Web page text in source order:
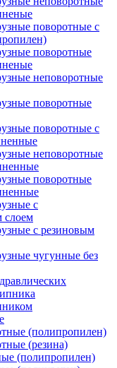
поворотные с
поворотные
неповоротные
поворотные
поворотные с
неповоротные
поворотные
с
слоем
с резиновым
чугунные без
(полипропилен)
(резина)
(полипропилен)